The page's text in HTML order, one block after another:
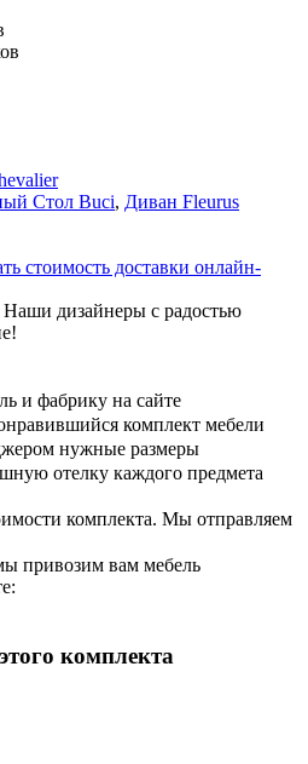
Стол Buci, Диван Fleurus
стоимость доставки онлайн-
Наши дизайнеры с радостью
и фабрику на сайте
комплект мебели
нужные размеры
отелку каждого предмета
комплекта. Мы отправляем
привозим вам мебель
комплекта